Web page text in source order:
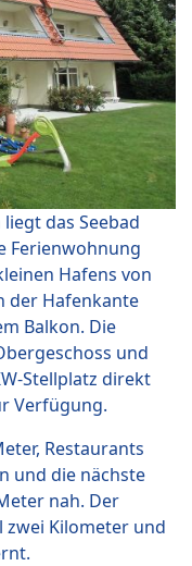
das Seebad
Ferienwohnung
Hafens von
der Hafenkante
Balkon. Die
und
Stellplatz direkt
Verfügung.
Restaurants
und die nächste
nah. Der
zwei Kilometer und